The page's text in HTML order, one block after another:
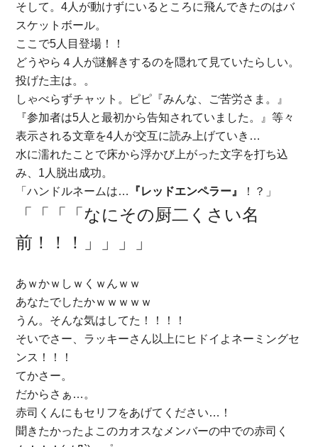
そして。4人が動けずにいるところに飛んできたのはバ
スケットボール。
ここで5人目登場！！
どうやら４人が謎解きするのを隠れて見ていたらしい。
投げた主は。。
しゃべらずチャット。ピピ『みんな、ご苦労さま。』
『参加者は5人と最初から告知されていました。』等々
表示される文章を4人が交互に読み上げていき…
水に濡れたことで床から浮かび上がった文字を打ち込
み、1人脱出成功。
「ハンドルネームは…
『レッドエンペラー』 ！？」
「「「「なにその厨二くさい名
前！！！」」」」
あｗかｗしｗくｗんｗｗ
あなたでしたかｗｗｗｗｗ
うん。そんな気はしてた！！！！
そいでさー、ラッキーさん以上にヒドイよネーミングセ
ンス！！！
てかさー。
だからさぁ…。
赤司くんにもセリフをあげてください…！
聞きたかったよこのカオスなメンバーの中での赤司く